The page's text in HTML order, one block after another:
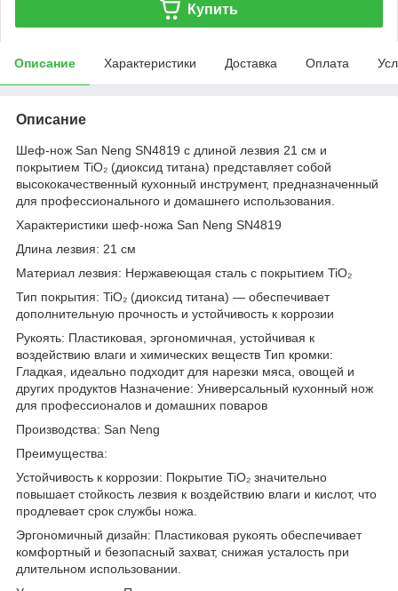
Купить
Описание Характеристики Доставка Оплата
Описание
Шеф-нож San Neng SN4819 с длиной лезвия 21 см и
покрытием TiO₂ (диоксид титана) представляет собой
высококачественный кухонный инструмент, предназначенный
для профессионального и домашнего использования.
Характеристики шеф-ножа San Neng SN4819
Длина лезвия: 21 см
Материал лезвия: Нержавеющая сталь с покрытием TiO₂
Тип покрытия: TiO₂ (диоксид титана) — обеспечивает
дополнительную прочность и устойчивость к коррозии
Рукоять: Пластиковая, эргономичная, устойчивая к
воздействию влаги и химических веществ Тип кромки:
Гладкая, идеально подходит для нарезки мяса, овощей и
других продуктов Назначение: Универсальный кухонный нож
для профессионалов и домашних поваров
Производства: San Neng
Преимущества:
Устойчивость к коррозии: Покрытие TiO₂ значительно
повышает стойкость лезвия к воздействию влаги и кислот, что
продлевает срок службы ножа.
Эргономичный дизайн: Пластиковая рукоять обеспечивает
комфортный и безопасный захват, снижая усталость при
длительном использовании.